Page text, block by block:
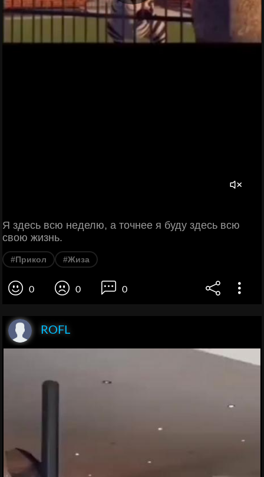
Я здесь всю неделю, а точнее я буду здесь всю
свою жизнь.
#Прикол #Жиза
0 0 0
ROFL